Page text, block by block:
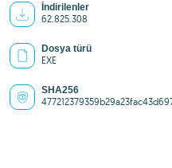
İndirilenler
62.825.308
Dosya türü
EXE
SHA256